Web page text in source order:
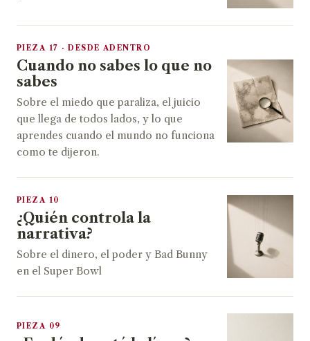
PIEZA 17 · DESDE ADENTRO
Cuando no sabes lo que no
sabes
Sobre el miedo que paraliza, el juicio
que llega de todos lados, y lo que
aprendes cuando el mundo no funciona
como te dijeron.
PIEZA 10
¿Quién controla la
narrativa?
Sobre el dinero, el poder y Bad Bunny
en el Super Bowl
PIEZA 09